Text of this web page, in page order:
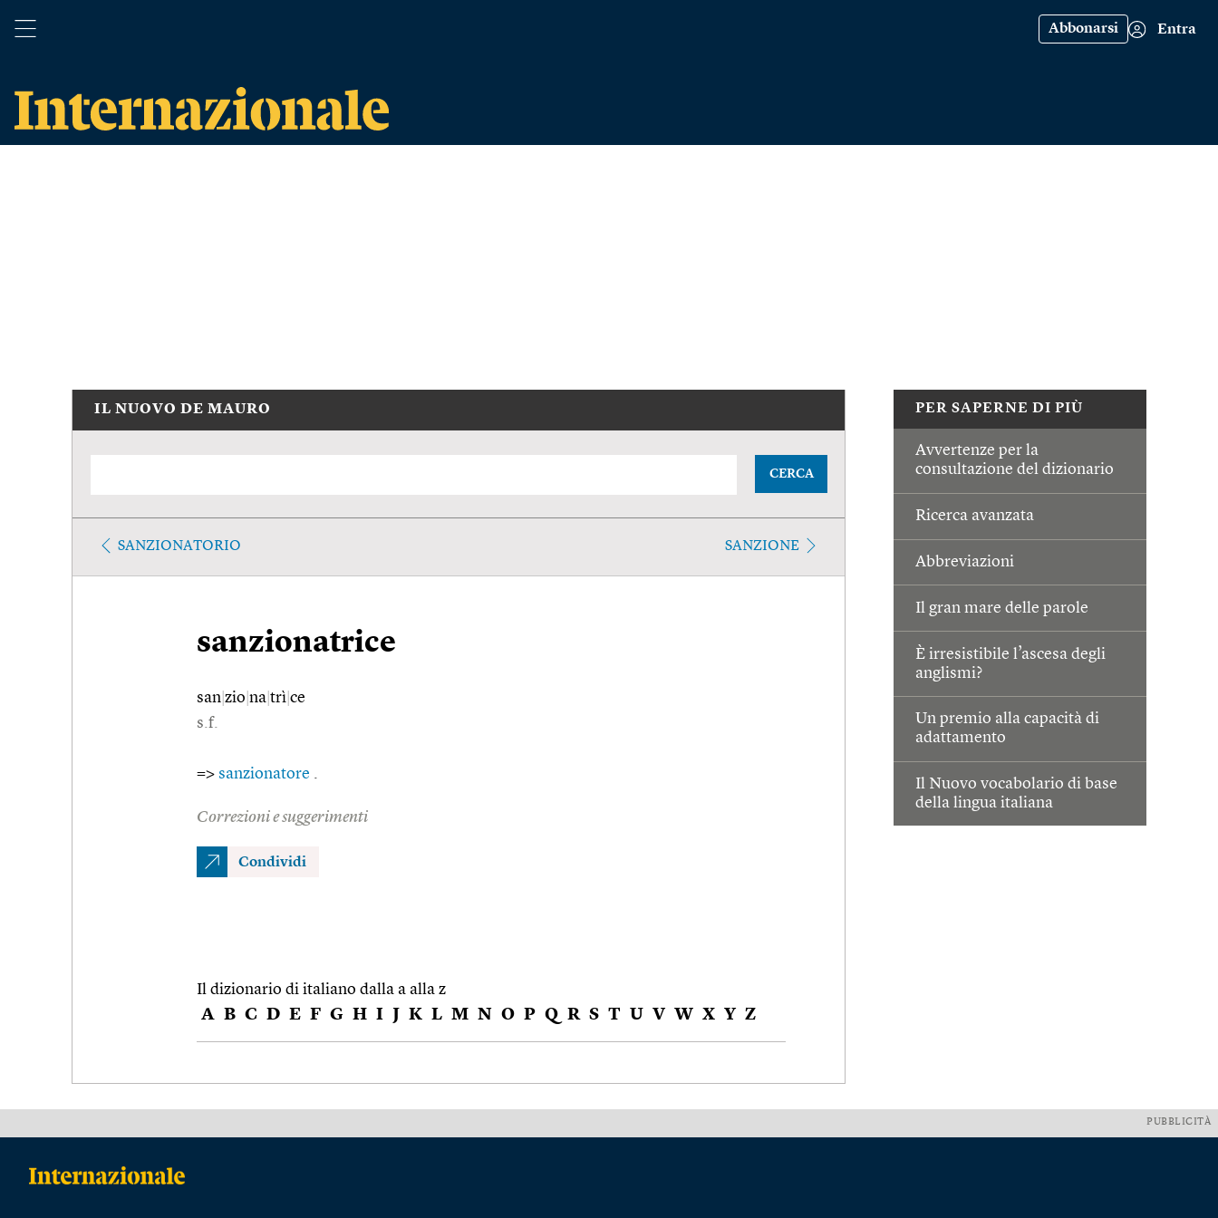
Abbonarsi Entra
PER SAPERNE DI PIÙ
Avvertenze per la
consultazione del dizionario
Ricerca avanzata
Abbreviazioni
Il gran mare delle parole
È irresistibile l’ascesa degli
anglismi?
Un premio alla capacità di
adattamento
Il Nuovo vocabolario di base
della lingua italiana
IL NUOVO DE MAURO
CERCA
SANZIONATORIO SANZIONE
sanzionatrice
san zio na trì ce
s.f.
=> sanzionatore .
Correzioni e suggerimenti
Condividi
Il dizionario di italiano dalla a alla z
A B C D E F G H I J K L M N O P Q R S T U V W X Y Z
PUBBLICITÀ